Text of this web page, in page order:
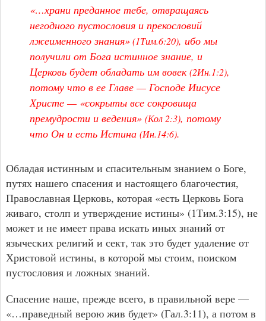
«…храни преданное тебе, отвращаясь
негодного пустословия и прекословий
лжеименного знания»(1Тим.6:20), ибо мы
получили от Бога истинное знание, и
Церковь будет обладать им вовек(2Ин.1:2),
потому что в ее Главе — Господе Иисусе
Христе — «сокрыты все сокровища
премудрости и ведения» (Кол 2:3), потому
что Он и есть Истина (Ин.14:6).
Обладая истинным и спасительным знанием о Боге,
путях нашего спасения и настоящего благочестия,
Православная Церковь, которая «есть Церковь Бога
живаго, столп и утверждение истины» (1Тим.3:15), не
может и не имеет права искать иных знаний от
языческих религий и сект, так это будет удаление от
Христовой истины, в которой мы стоим, поиском
пустословия и ложных знаний.
Спасение наше, прежде всего, в правильной вере —
«…праведный верою жив будет» (Гал.3:11), а потом в